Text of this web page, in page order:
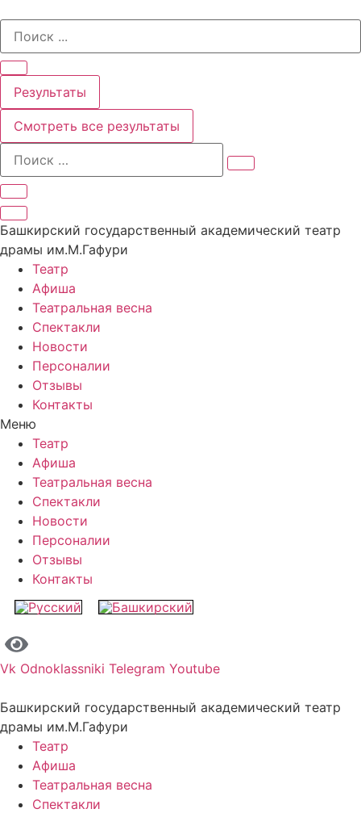
содержимому
Search
Результаты
Смотреть все результаты
Башкирский государственный академический театр
драмы им.М.Гафури
Театр
Афиша
Театральная весна
Спектакли
Новости
Персоналии
Отзывы
Контакты
Меню
Театр
Афиша
Театральная весна
Спектакли
Новости
Персоналии
Отзывы
Контакты
Vk Odnoklassniki Telegram Youtube
Башкирский государственный академический театр
драмы им.М.Гафури
Театр
Афиша
Театральная весна
Спектакли